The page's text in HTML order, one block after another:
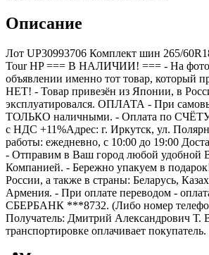
Описание
Лот UP30993706 Комплект шин 265/
Tour HP === B НАЛИЧИИ! === - На
объявлении именно тот товар, который
НЕТ! - Товар привезён из Японии, в
эксплуатировался. ОПЛАТА - При
ТОЛЬКО наличными. - Оплата по
с НДС +11%Адрес: г. Иркутск, ул.
работы: ежедневно, с 10:00 до 19:00
- Отправим в Ваш город любой удобной
Компанией. - Бережно упакуем в
России, а также в страны: Беларусь,
Армения. - При оплате переводом -
СБЕРБАНК ***8732. (Либо номер
Получатель: Дмитрий Александрович Т.
транспортировке оплачивает покупатель.